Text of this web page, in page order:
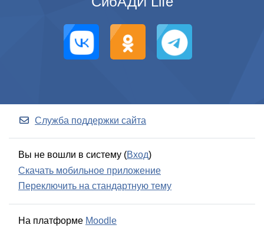
Служба поддержки сайта
Вы не вошли в систему (Вход)
Скачать мобильное приложение
Переключить на стандартную тему
На платформе Moodle